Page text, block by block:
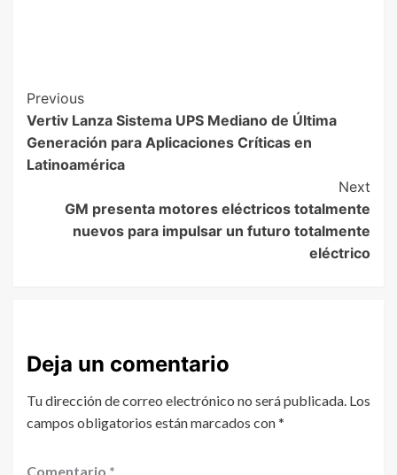
Previous
Vertiv Lanza Sistema UPS Mediano de Última
Generación para Aplicaciones Críticas en
Latinoamérica
Next
GM presenta motores eléctricos totalmente
nuevos para impulsar un futuro totalmente
eléctrico
Deja un comentario
Tu dirección de correo electrónico no será publicada. Los
campos obligatorios están marcados con*
Comentario *